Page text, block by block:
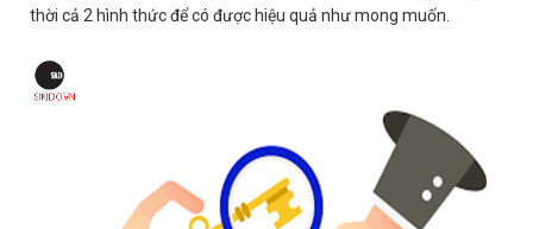
thời cả 2 hình thức để có được hiệu quả như mong muốn.